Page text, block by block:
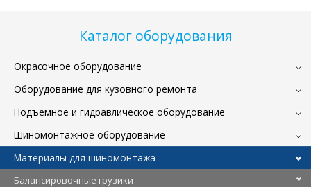
Каталог оборудования
Окрасочное оборудование
Оборудование для кузовного ремонта
Подъемное и гидравлическое оборудование
Шиномонтажное оборудование
Материалы для шиномонтажа
Балансировочные грузики